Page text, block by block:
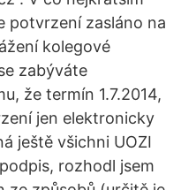
potvrzení zasláno na
kolegové
zabýváte
že termín 1.7.2014,
jen elektronicky
ještě všichni UOZI
rozhodl jsem